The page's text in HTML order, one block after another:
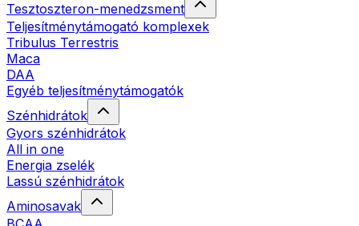
Tesztoszteron-menedzsment
Teljesítménytámogató komplexek
Tribulus Terrestris
Maca
DAA
Egyéb teljesítménytámogatók
Szénhidrátok
Gyors szénhidrátok
All in one
Energia zselék
Lassú szénhidrátok
Aminosavak